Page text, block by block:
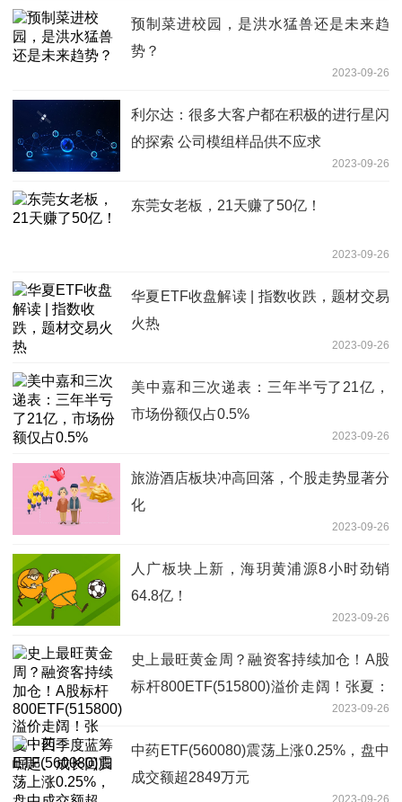
预制菜进校园，是洪水猛兽还是未来趋
势？
2023-09-26
利尔达：很多大客户都在积极的进行星闪
的探索 公司模组样品供不应求
2023-09-26
东莞女老板，21天赚了50亿！
2023-09-26
华夏ETF收盘解读 | 指数收跌，题材交易
火热
2023-09-26
美中嘉和三次递表：三年半亏了21亿，
市场份额仅占0.5%
2023-09-26
旅游酒店板块冲高回落，个股走势显著分
化
2023-09-26
人广板块上新，海玥黄浦源8小时劲销
64.8亿！
2023-09-26
史上最旺黄金周？融资客持续加仓！A股
标杆800ETF(515800)溢价走阔！张夏：
2023-09-26
中药ETF(560080)震荡上涨0.25%，盘中
成交额超2849万元
2023-09-26